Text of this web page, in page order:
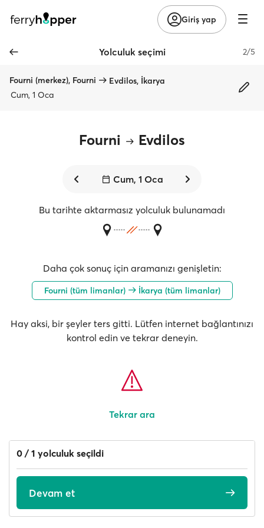
Giriş yap
Yolculuk seçimi 2/5
Fourni (merkez), Fourni
Evdilos, İkarya
Cum, 1 Oca
Fourni Evdilos
Cum, 1 Oca
Bu tarihte aktarmasız yolculuk bulunamadı
Daha çok sonuç için aramanızı genişletin:
Fourni (tüm limanlar) İkarya (tüm limanlar)
Hay aksi, bir şeyler ters gitti. Lütfen internet bağlantınızı
kontrol edin ve tekrar deneyin.
Tekrar ara
0 / 1 yolculuk seçildi
Devam et